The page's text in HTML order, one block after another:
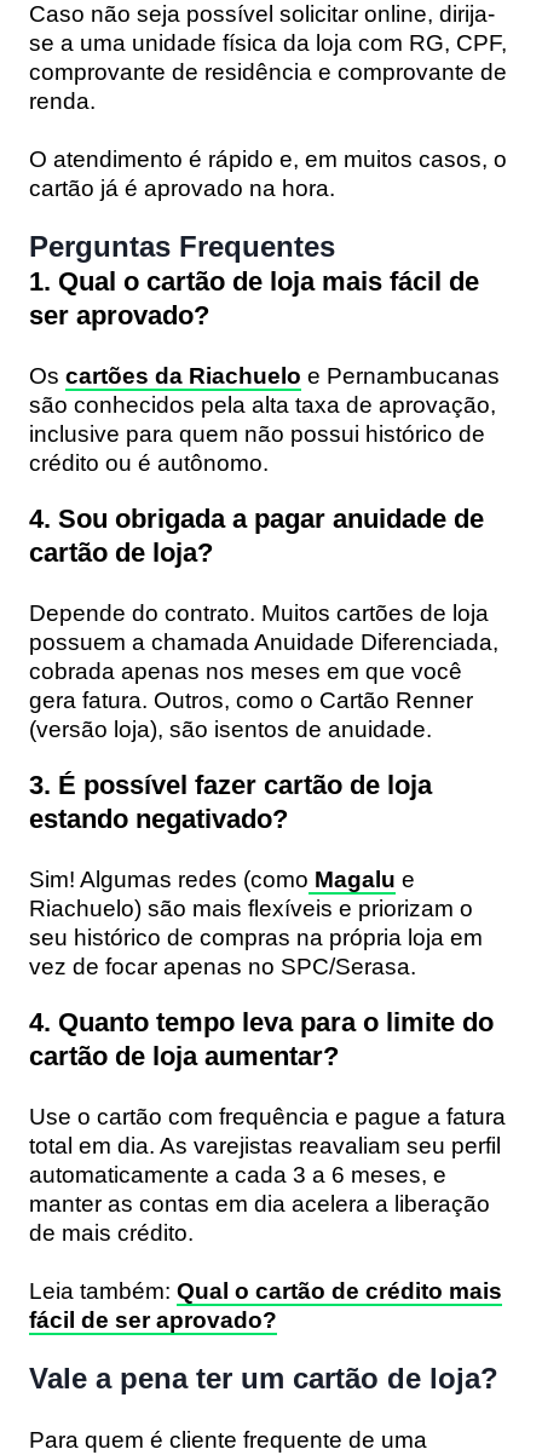
Caso não seja possível solicitar online, dirija-
se a uma unidade física da loja com RG, CPF,
comprovante de residência e comprovante de
renda.
O atendimento é rápido e, em muitos casos, o
cartão já é aprovado na hora.
Perguntas Frequentes
1. Qual o cartão de loja mais fácil de
ser aprovado?
Os cartões da Riachuelo e Pernambucanas
são conhecidos pela alta taxa de aprovação,
inclusive para quem não possui histórico de
crédito ou é autônomo.
4. Sou obrigada a pagar anuidade de
cartão de loja?
Depende do contrato. Muitos cartões de loja
possuem a chamada Anuidade Diferenciada,
cobrada apenas nos meses em que você
gera fatura. Outros, como o Cartão Renner
(versão loja), são isentos de anuidade.
3. É possível fazer cartão de loja
estando negativado?
Sim! Algumas redes (como Magalu e
Riachuelo) são mais flexíveis e priorizam o
seu histórico de compras na própria loja em
vez de focar apenas no SPC/Serasa.
4. Quanto tempo leva para o limite do
cartão de loja aumentar?
Use o cartão com frequência e pague a fatura
total em dia. As varejistas reavaliam seu perfil
automaticamente a cada 3 a 6 meses, e
manter as contas em dia acelera a liberação
de mais crédito.
Leia também: Qual o cartão de crédito mais
fácil de ser aprovado?
Vale a pena ter um cartão de loja?
Para quem é cliente frequente de uma